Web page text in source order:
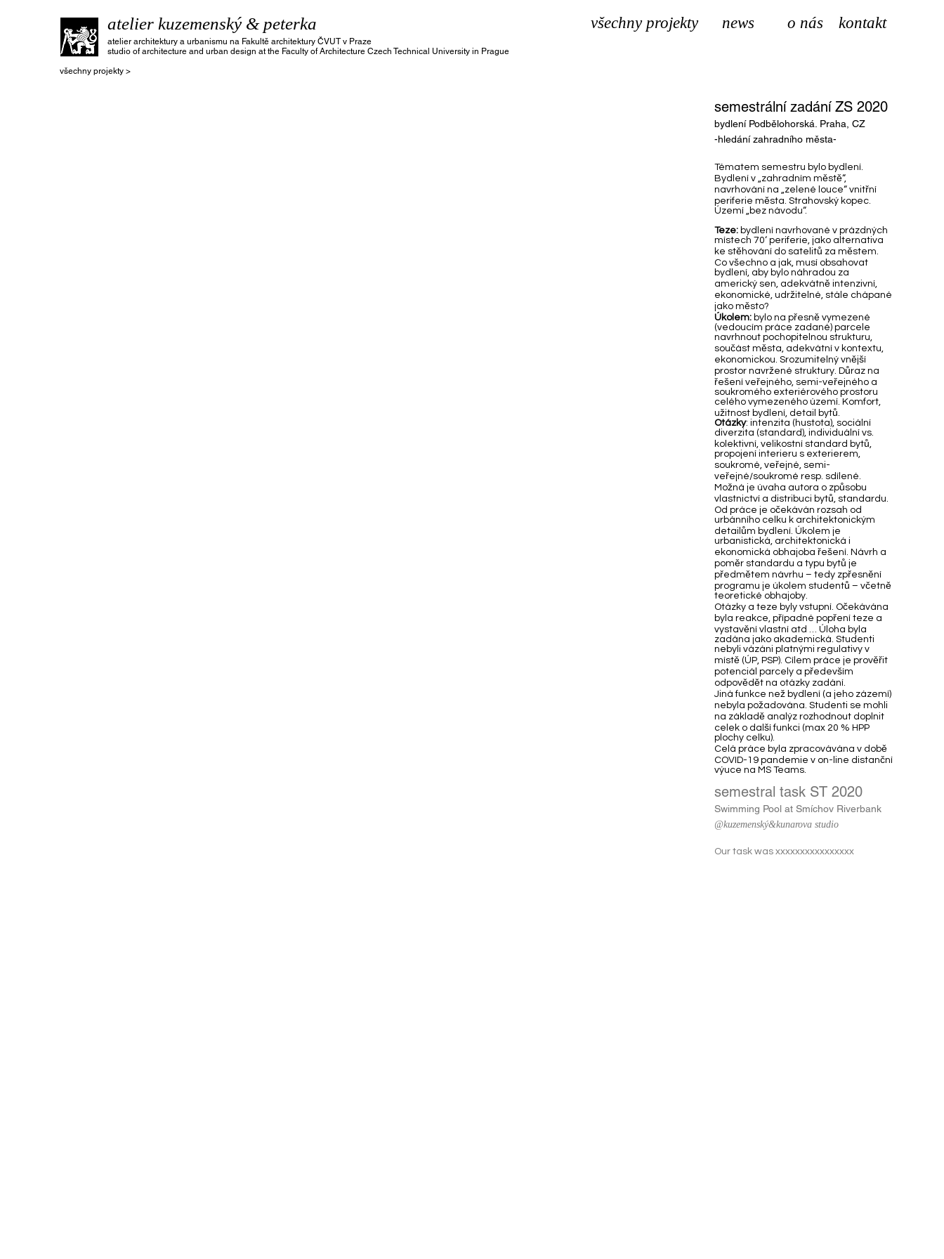
atelier kuzemenský & peterka
atelier architektury a urbanismu na Fakultě architektury ČVUT v Praze
studio of architecture and urban design at the Faculty of Architecture Czech Technical University in Prague
všechny projekty news o nás kontakt
všechny projekty >
semestrální zadání ZS 2020
bydlení Podbělohorská. Praha, CZ
-hledání zahradního města-
Tématem semestru bylo bydlení.
Bydlení v „zahradním městě“,
navrhování na „zelené louce“ vnitřní
periferie města. Strahovský kopec.
Území „bez návodu“.
Teze: bydlení navrhované v prázdných
místech 70‘ periferie, jako alternativa
ke stěhování do satelitů za městem.
Co všechno a jak, musí obsahovat
bydlení, aby bylo náhradou za
americký sen, adekvátně intenzivní,
ekonomické, udržitelné, stále chápané
jako město?
Úkolem: bylo na přesně vymezené
(vedoucím práce zadané) parcele
navrhnout pochopitelnou strukturu,
součást města, adekvátní v kontextu,
ekonomickou. Srozumitelný vnější
prostor navržené struktury. Důraz na
řešení veřejného, semi-veřejného a
soukromého exteriérového prostoru
celého vymezeného území. Komfort,
užitnost bydlení, detail bytů.
Otázky: intenzita (hustota), sociální
diverzita (standard), individuální vs.
kolektivní, velikostní standard bytů,
propojení interieru s exterierem,
soukromé, veřejné, semi-
veřejné/soukromé resp. sdílené.
Možná je úvaha autora o způsobu
vlastnictví a distribuci bytů, standardu.
Od práce je očekáván rozsah od
urbánního celku k architektonickým
detailům bydlení. Úkolem je
urbanistická, architektonická i
ekonomická obhajoba řešení. Návrh a
poměr standardu a typu bytů je
předmětem návrhu – tedy zpřesnění
programu je úkolem studentů – včetně
teoretické obhajoby.
Otázky a teze byly vstupní. Očekávána
byla reakce, případné popření teze a
vystavění vlastní atd … Úloha byla
zadána jako akademická. Studenti
nebyli vázáni platnými regulativy v
místě (ÚP, PSP). Cílem práce je prověřit
potenciál parcely a především
odpovědět na otázky zadání.
Jiná funkce než bydlení (a jeho zázemí)
nebyla požadována. Studenti se mohli
na základě analýz rozhodnout doplnit
celek o další funkci (max 20 % HPP
plochy celku).
Celá práce byla zpracovávána v době
COVID-19 pandemie v on-line distanční
výuce na MS Teams.
semestral task ST 2020
Swimming Pool at Smíchov Riverbank
@kuzemenský&kunarova studio
Our task was xxxxxxxxxxxxxxxx